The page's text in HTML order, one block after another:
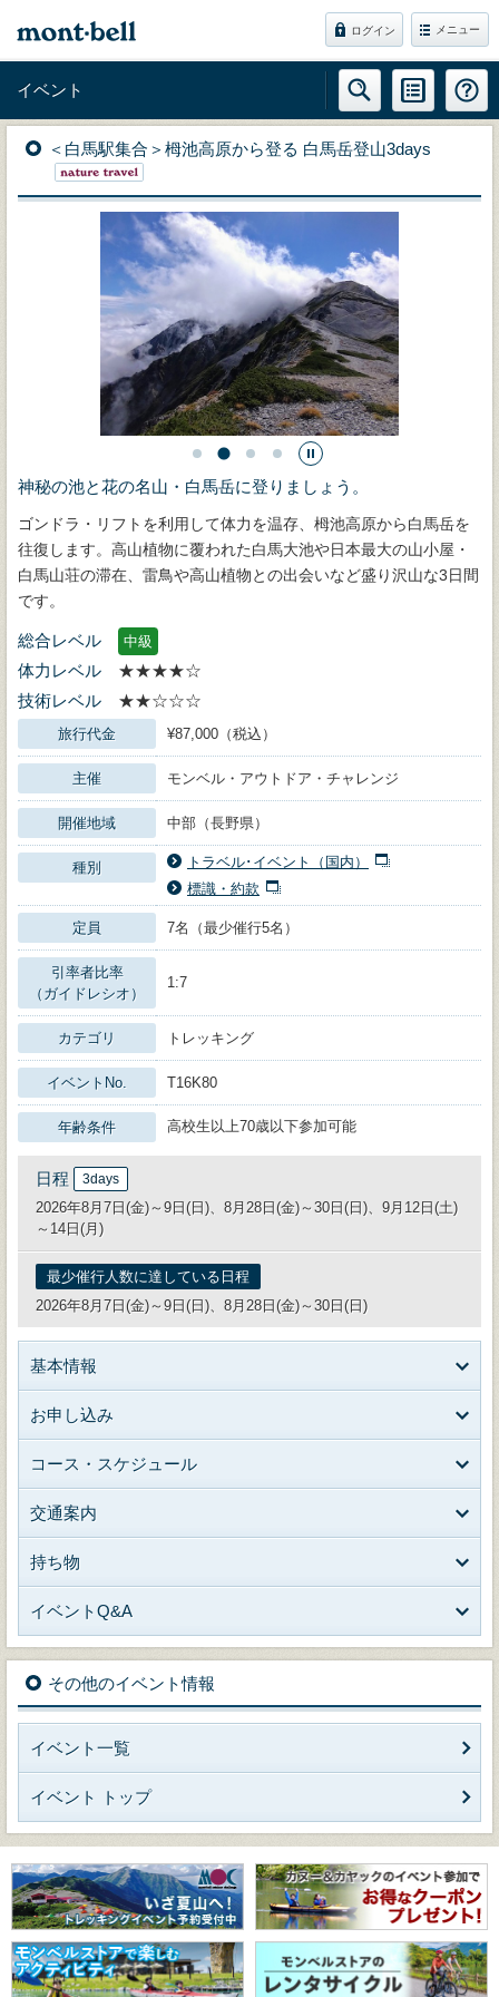
ログイン メニュー
イベント
＜白馬駅集合＞栂池高原から登る 白馬岳登山3days
神秘の池と花の名山・白馬岳に登りましょう。
ゴンドラ・リフトを利用して体力を温存、栂池高原から白馬岳を
往復します。高山植物に覆われた白馬大池や日本最大の山小屋・
白馬山荘の滞在、雷鳥や高山植物との出会いなど盛り沢山な3日間
です。
総合レベル 中級
体力レベル
★★★★☆
技術レベル
★★☆☆☆
旅行代金 ¥87,000（税込）
主催 モンベル・アウトドア・チャレンジ
開催地域 中部（長野県）
種別
トラベル･イベント（国内）
標識・約款
定員 7名（最少催行5名）
引率者比率
（ガイドレシオ）
1:7
カテゴリ トレッキング
イベントNo. T16K80
年齢条件 高校生以上70歳以下参加可能
日程 3days
2026年8月7日(金)～9日(日)、8月28日(金)～30日(日)、9月12日(土)
～14日(月)
最少催行人数に達している日程
2026年8月7日(金)～9日(日)、8月28日(金)～30日(日)
基本情報
お申し込み
コース・スケジュール
交通案内
持ち物
イベントQ&A
その他のイベント情報
イベント一覧
イベント トップ